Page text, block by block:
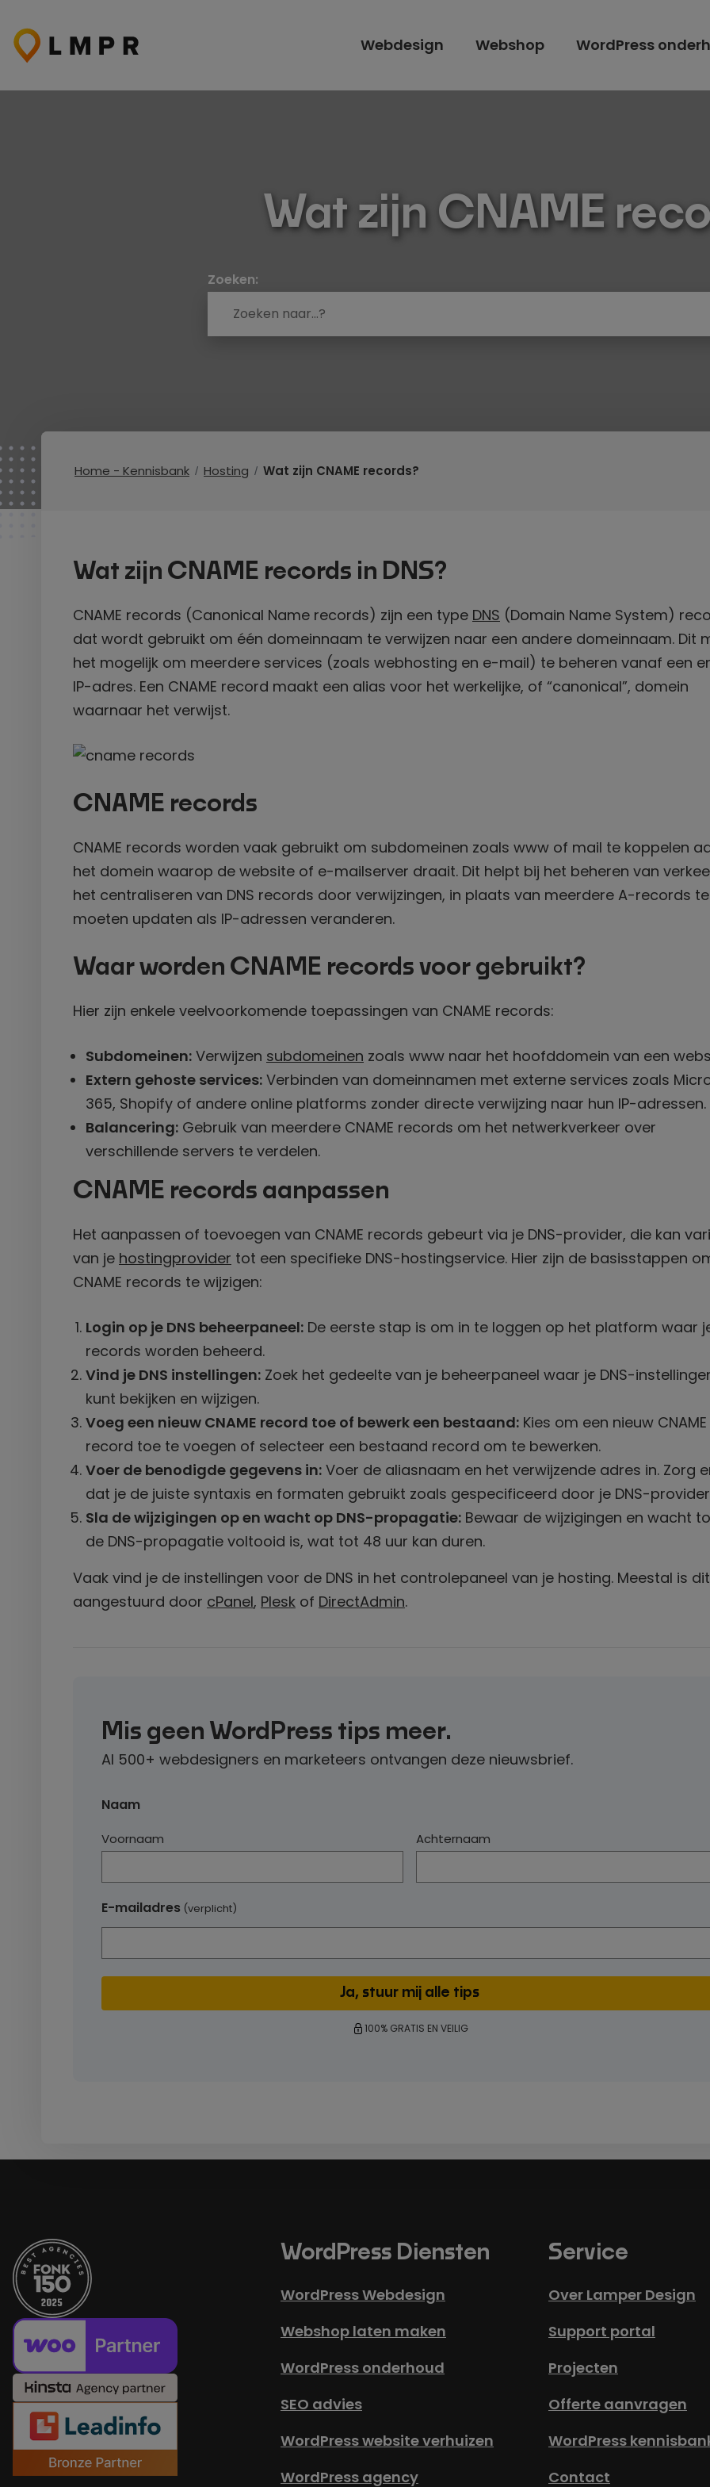
naar
de
Webdesign Webshop WordPress
Wat zijn CNAME
Zoeken:
Home - Kennisbank Hosting Wat zijn CNAME records?
Wat zijn CNAME records in DNS?
CNAME records (Canonical Name records) zijn een type DNS (Domain Name System)
dat wordt gebruikt om één domeinnaam te verwijzen naar een andere domeinnaam. Dit
het mogelijk om meerdere services (zoals webhosting en e-mail) te beheren vanaf een
IP-adres. Een CNAME record maakt een alias voor het werkelijke, of “canonical”, domein
waarnaar het verwijst.
CNAME records
CNAME records worden vaak gebruikt om subdomeinen zoals www of mail te koppelen
het domein waarop de website of e-mailserver draait. Dit helpt bij het beheren van
het centraliseren van DNS records door verwijzingen, in plaats van meerdere A-records te
moeten updaten als IP-adressen veranderen.
Waar worden CNAME records voor gebruikt?
Hier zijn enkele veelvoorkomende toepassingen van CNAME records:
Subdomeinen: Verwijzen subdomeinen zoals www naar het hoofddomein van een
Extern gehoste services: Verbinden van domeinnamen met externe services zoals
365, Shopify of andere online platforms zonder directe verwijzing naar hun IP-adressen.
Balancering: Gebruik van meerdere CNAME records om het netwerkverkeer over
verschillende servers te verdelen.
CNAME records aanpassen
Het aanpassen of toevoegen van CNAME records gebeurt via je DNS-provider, die kan
van je hostingprovider tot een specifieke DNS-hostingservice. Hier zijn de basisstappen
CNAME records te wijzigen:
Login op je DNS beheerpaneel: De eerste stap is om in te loggen op het platform waar
records worden beheerd.
Vind je DNS instellingen: Zoek het gedeelte van je beheerpaneel waar je DNS-
kunt bekijken en wijzigen.
Voeg een nieuw CNAME record toe of bewerk een bestaand: Kies om een nieuw CNAME
record toe te voegen of selecteer een bestaand record om te bewerken.
Voer de benodigde gegevens in: Voer de aliasnaam en het verwijzende adres in. Zorg
dat je de juiste syntaxis en formaten gebruikt zoals gespecificeerd door je DNS-
Sla de wijzigingen op en wacht op DNS-propagatie: Bewaar de wijzigingen en wacht
de DNS-propagatie voltooid is, wat tot 48 uur kan duren.
Vaak vind je de instellingen voor de DNS in het controlepaneel van je hosting. Meestal is dit
aangestuurd door cPanel, Plesk of DirectAdmin.
Mis geen WordPress tips meer.
Al 500+ webdesigners en marketeers ontvangen deze nieuwsbrief.
Naam
Voornaam Achternaam
E-mailadres (verplicht)
100% GRATIS EN VEILIG
WordPress Diensten
WordPress Webdesign
Webshop laten maken
WordPress onderhoud
SEO advies
WordPress website verhuizen
WordPress agency
Service
Over Lamper Design
Support portal
Projecten
Offerte aanvragen
WordPress
Contact